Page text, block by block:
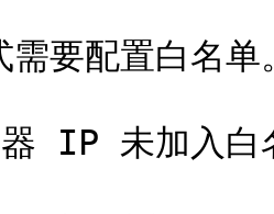
要配置白名单
器 IP 未加入白